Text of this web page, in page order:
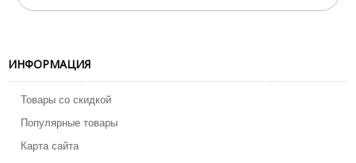
ИНФОРМАЦИЯ
Товары со скидкой
Популярные товары
Карта сайта